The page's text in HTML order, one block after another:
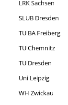
LRK Sachsen
SLUB Dresden
TU BA Freiberg
TU Chemnitz
TU Dresden
Uni Leipzig
WH Zwickau